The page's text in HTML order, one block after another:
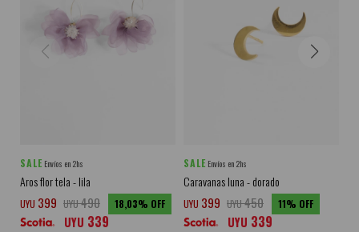
SALE Envíos en 2hs
Aros flor tela - lila
UYU 399 UYU490 18,03
UYU 339
SALE Envíos en 2hs
Caravanas luna - dorado
UYU 399 UYU450 11
UYU 339